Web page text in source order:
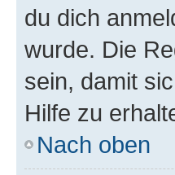
du dich
wurde. Die
sein, damit
Hilfe zu
Nach oben